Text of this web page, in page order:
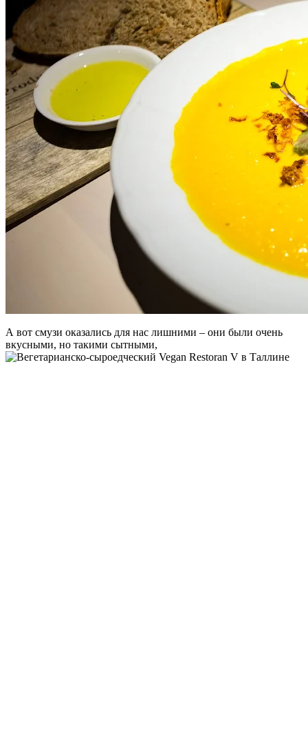
А вот смузи оказались для нас лишними – они были очень
вкусными, но такими сытными,